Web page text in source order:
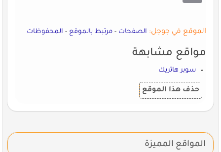
الموقع في جوجل: الصفحات-مرتبط بالموقع-المحفوظات
مواقع مشابهة
سوبر هاتريك
حذف هذا الموقع
المواقع المميزة